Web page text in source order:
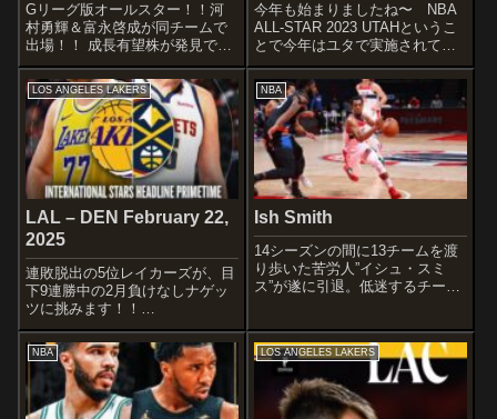
Gリーグ版オールスター！！河
村勇輝＆富永啓成が同チームで
出場！！ 成長有望株が発見でき
るかもしれないですね～TEAMG
リーグのトップの中での躍動に
期待したいですね〜GAME 1 :
TEAM BLAXTON vs TEAM EYL
ほーう、中...
今年も始まりましたね〜 NBA
ALL-STAR 2023 UTAHというこ
とで今年はユタで実施されてい
ます♪4チームに分かれてのミニ
トーナメントですが、さてさて
気になるチーム分けは以下か
ら。個人的にはジョアキム・ノ
アにニヤリとしてしまうと...
LOS ANGELES LAKERS
LAL – DEN February 22,
2025
連敗脱出の5位レイカーズが、目
下9連勝中の2月負けなしナゲッ
ツに挑みます！！
STARTERSLOS ANGELES
LAKERSRui HachimuraLeBron
JamesJaxon HayesAustin
ReavesLuka Do...
NBA
Ish Smith
14シーズンの間に13チームを渡
り歩いた苦労人”イシュ・スミ
ス”が遂に引退。低迷するチーム
塁とウィザーズ時代に共闘する
などNBAファンには印象深い選
手ですよね〜DETAILWikipe...
NBA LOS ANGELES LAKERS